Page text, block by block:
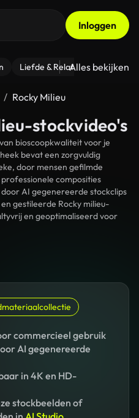
Inloggen
Liefde & Relaties - Fitness
Alles bekijken
Rocky Milieu
stockvideo's
bioscoopkwaliteit voor je
bevat een zorgvuldig
door mensen gefilmde
composities
AI gegenereerde stockclips
gestileerde Rocky milieu-
en geoptimaliseerd voor
commercieel gebruik
AI gegenereerde
in 4K en HD-
stockbeelden of